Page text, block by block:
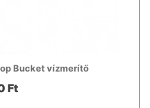
Bucket vízmerítő
Ft